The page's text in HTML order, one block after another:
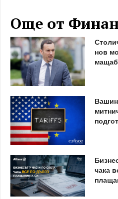
Още от
нов
чака